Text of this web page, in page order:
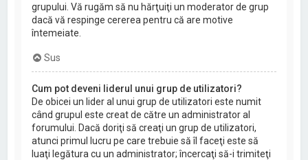
grupului. Vă rugăm să nu hărţuiţi un moderator de grup
dacă vă respinge cererea pentru că are motive
întemeiate.
Sus
Cum pot deveni liderul unui grup de utilizatori?
De obicei un lider al unui grup de utilizatori este numit
când grupul este creat de către un administrator al
forumului. Dacă doriţi să creaţi un grup de utilizatori,
atunci primul lucru pe care trebuie să îl faceţi este să
luaţi legătura cu un administrator; încercaţi să-i trimiteţi